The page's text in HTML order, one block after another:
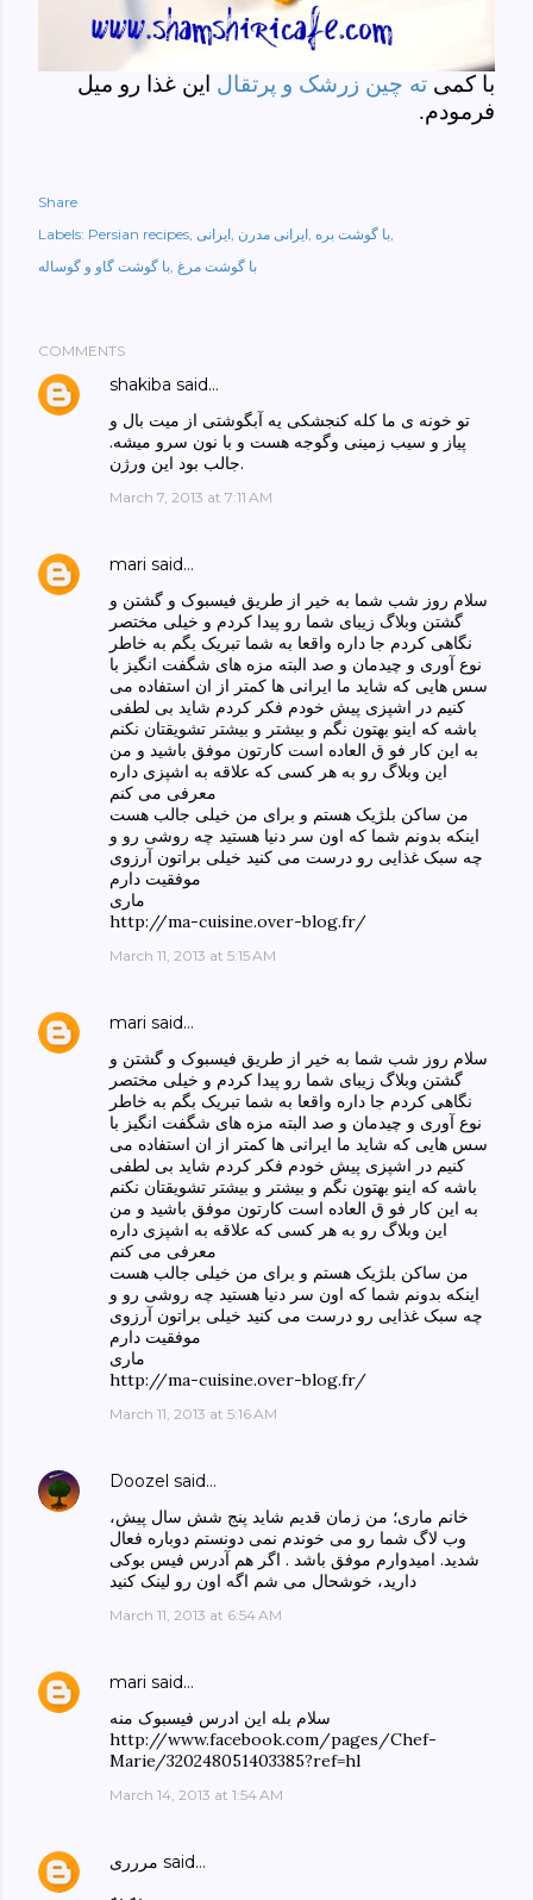
با کمی ته چین زرشک و پرتقال این غذا رو میل
فرمودم.
Share
Labels: Persian recipes ایرانی ایرانی مدرن با گوشت بره
با گوشت گاو و گوساله با گوشت مرغ
COMMENTS
shakiba said…
تو خونه ی ما کله کنجشکی یه آبگوشتی از میت بال و
پیاز و سیب زمینی وگوجه هست و با نون سرو میشه.
جالب بود این ورژن.
March 7, 2013 at 7:11 AM
mari said…
سلام روز شب شما به خیر از طریق فیسبوک و گشتن و
گشتن وبلاگ زیبای شما رو پیدا کردم و خیلی مختصر
نگاهی کردم جا داره واقعا به شما تبریک بگم به خاطر
نوع آوری و چیدمان و صد البته مزه های شگفت انگیز با
سس هایی که شاید ما ایرانی ها کمتر از ان استفاده می
کنیم در اشپزی پیش خودم فکر کردم شاید بی لطفی
باشه که اینو بهتون نگم و بیشتر و بیشتر تشویقتان نکنم
به این کار فو ق العاده است کارتون موفق باشید و من
این وبلاگ رو به هر کسی که علاقه به اشپزی داره
معرفی می کنم
من ساکن بلژیک هستم و برای من خیلی جالب هست
اینکه بدونم شما که اون سر دنیا هستید چه روشی رو و
چه سبک غذایی رو درست می کنید خیلی براتون آرزوی
موفقیت دارم
ماری
http://ma-cuisine.over-blog.fr/
March 11, 2013 at 5:15 AM
mari said…
سلام روز شب شما به خیر از طریق فیسبوک و گشتن و
گشتن وبلاگ زیبای شما رو پیدا کردم و خیلی مختصر
نگاهی کردم جا داره واقعا به شما تبریک بگم به خاطر
نوع آوری و چیدمان و صد البته مزه های شگفت انگیز با
سس هایی که شاید ما ایرانی ها کمتر از ان استفاده می
کنیم در اشپزی پیش خودم فکر کردم شاید بی لطفی
باشه که اینو بهتون نگم و بیشتر و بیشتر تشویقتان نکنم
به این کار فو ق العاده است کارتون موفق باشید و من
این وبلاگ رو به هر کسی که علاقه به اشپزی داره
معرفی می کنم
من ساکن بلژیک هستم و برای من خیلی جالب هست
اینکه بدونم شما که اون سر دنیا هستید چه روشی رو و
چه سبک غذایی رو درست می کنید خیلی براتون آرزوی
موفقیت دارم
ماری
http://ma-cuisine.over-blog.fr/
March 11, 2013 at 5:16 AM
Doozel said…
خانم ماری؛ من زمان قدیم شاید پنج شش سال پیش،
وب لاگ شما رو می خوندم نمی دونستم دوباره فعال
شدید. امیدوارم موفق باشد . اگر هم آدرس فیس بوکی
دارید، خوشحال می شم اگه اون رو لینک کنید
March 11, 2013 at 6:54 AM
mari said…
سلام بله این ادرس فیسبوک منه
http://www.facebook.com/pages/Chef-
Marie/320248051403385?ref=hl
March 14, 2013 at 1:54 AM
مررری said…